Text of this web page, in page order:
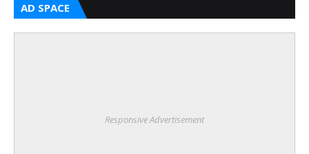
AD SPACE
Responsive Advertisement